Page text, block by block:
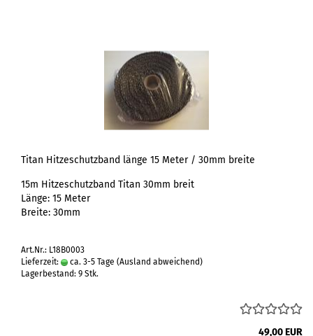
Titan Hitzeschutzband länge 15 Meter / 30mm breite
15m Hitzeschutzband Titan 30mm breit
Länge: 15 Meter
Breite: 30mm
Art.Nr.: L18B0003
Lieferzeit:
ca. 3-5 Tage (Ausland abweichend)
Lagerbestand: 9 Stk.
49,00 EUR